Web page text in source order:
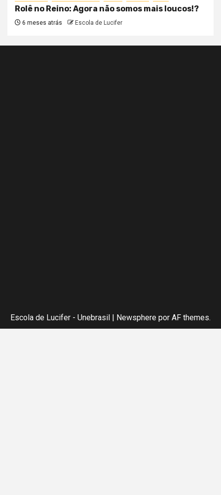
Rolê no Reino: Agora não somos mais loucos!?
6 meses atrás Escola de Lucifer
Escola de Lucifer - Unebrasil Newsphere por AF themes.